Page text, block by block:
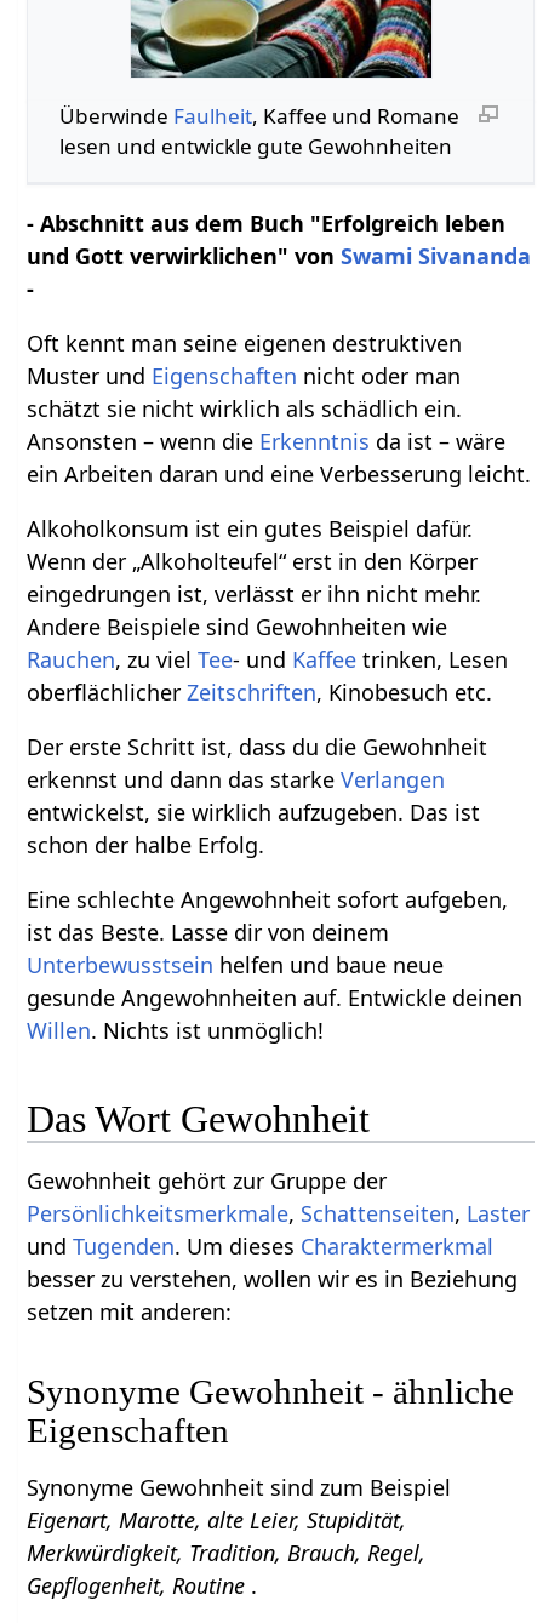
Überwinde Faulheit, Kaffee und Romane
lesen und entwickle gute Gewohnheiten
- Abschnitt aus dem Buch "Erfolgreich leben
und Gott verwirklichen" vonSwami Sivananda
-
Oft kennt man seine eigenen destruktiven
Muster und Eigenschaften nicht oder man
schätzt sie nicht wirklich als schädlich ein.
Ansonsten – wenn die Erkenntnis da ist – wäre
ein Arbeiten daran und eine Verbesserung leicht.
Alkoholkonsum ist ein gutes Beispiel dafür.
Wenn der „Alkoholteufel“ erst in den Körper
eingedrungen ist, verlässt er ihn nicht mehr.
Andere Beispiele sind Gewohnheiten wie
Rauchen, zu vielTee- und Kaffee trinken, Lesen
oberflächlicherZeitschriften, Kinobesuch etc.
Der erste Schritt ist, dass du die Gewohnheit
erkennst und dann das starkeVerlangen
entwickelst, sie wirklich aufzugeben. Das ist
schon der halbe Erfolg.
Eine schlechte Angewohnheit sofort aufgeben,
ist das Beste. Lasse dir von deinem
Unterbewusstsein helfen und baue neue
gesunde Angewohnheiten auf. Entwickle deinen
Willen. Nichts ist unmöglich!
Das Wort Gewohnheit
Gewohnheit gehört zur Gruppe der
Persönlichkeitsmerkmale, Schattenseiten, Laster
undTugenden. Um dieses Charaktermerkmal
besser zu verstehen, wollen wir es in Beziehung
setzen mit anderen:
Synonyme Gewohnheit - ähnliche
Eigenschaften
Synonyme Gewohnheit sind zum Beispiel
Eigenart, Marotte, alte Leier, Stupidität,
Merkwürdigkeit, Tradition, Brauch, Regel,
Gepflogenheit, Routine .